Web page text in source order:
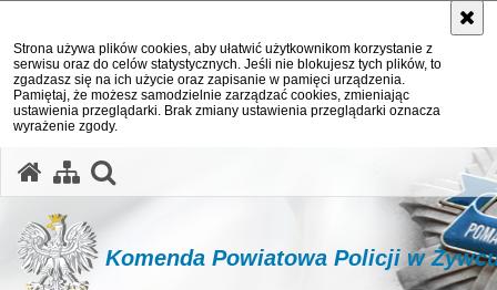
Strona używa plików cookies, aby ułatwić użytkownikom korzystanie z
serwisu oraz do celów statystycznych. Jeśli nie blokujesz tych plików, to
zgadzasz się na ich użycie oraz zapisanie w pamięci urządzenia.
Pamiętaj, że możesz samodzielnie zarządzać cookies, zmieniając
ustawienia przeglądarki. Brak zmiany ustawienia przeglądarki oznacza
wyrażenie zgody.
Komenda Powiatowa Policji w